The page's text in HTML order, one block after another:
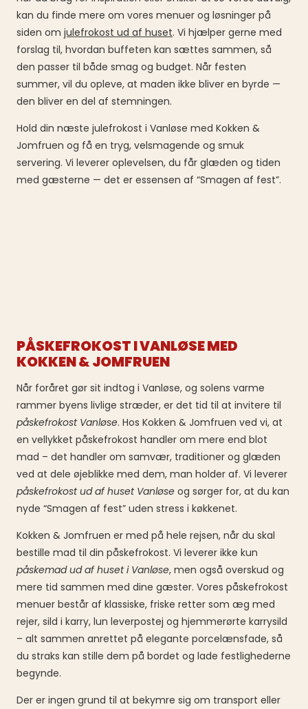
kan du finde mere om vores menuer og løsninger på
siden om julefrokost ud af huset. Vi hjælper gerne med
forslag til, hvordan buffeten kan sættes sammen, så
den passer til både smag og budget. Når festen
summer, vil du opleve, at maden ikke bliver en byrde —
den bliver en del af stemningen.
Hold din næste julefrokost i Vanløse med Kokken &
Jomfruen og få en tryg, velsmagende og smuk
servering. Vi leverer oplevelsen, du får glæden og tiden
med gæsterne — det er essensen af “Smagen af fest”.
PÅSKEFROKOST I VANLØSE MED
KOKKEN & JOMFRUEN
Når foråret gør sit indtog i Vanløse, og solens varme
rammer byens livlige stræder, er det tid til at invitere til
påskefrokost Vanløse. Hos Kokken & Jomfruen ved vi, at
en vellykket påskefrokost handler om mere end blot
mad – det handler om samvær, traditioner og glæden
ved at dele øjeblikke med dem, man holder af. Vi leverer
påskefrokost ud af huset Vanløse og sørger for, at du kan
nyde “Smagen af fest” uden stress i køkkenet.
Kokken & Jomfruen er med på hele rejsen, når du skal
bestille mad til din påskefrokost. Vi leverer ikke kun
påskemad ud af huset i Vanløse, men også overskud og
mere tid sammen med dine gæster. Vores påskefrokost
menuer består af klassiske, friske retter som æg med
rejer, sild i karry, lun leverpostej og hjemmerørte karrysild
– alt sammen anrettet på elegante porcelænsfade, så
du straks kan stille dem på bordet og lade festlighederne
begynde.
Der er ingen grund til at bekymre sig om transport eller